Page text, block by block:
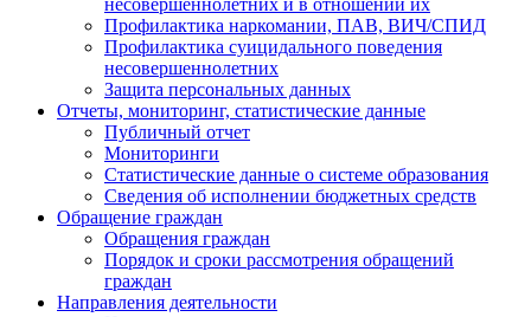
несовершеннолетних и в отношении их
Профилактика наркомании, ПАВ, ВИЧ/СПИД
Профилактика суицидального поведения
несовершеннолетних
Защита персональных данных
Отчеты, мониторинг, статистические данные
Публичный отчет
Мониторинги
Статистические данные о системе образования
Сведения об исполнении бюджетных средств
Обращение граждан
Обращения граждан
Порядок и сроки рассмотрения обращений
граждан
Направления деятельности